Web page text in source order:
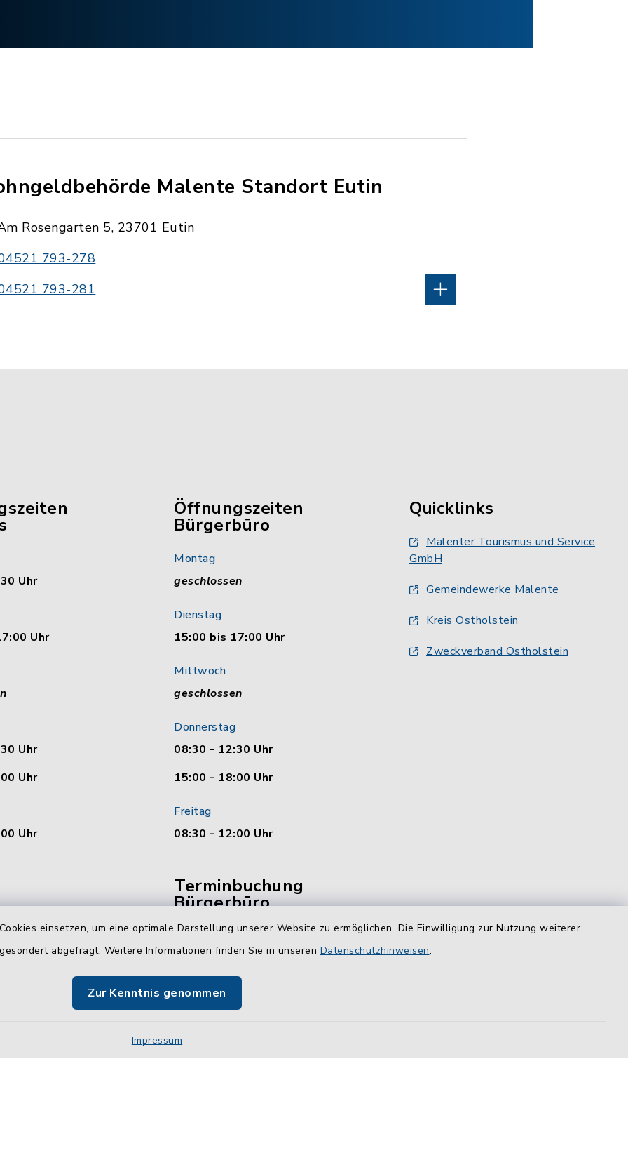
einsetzen, um eine optimale Darstellung unserer Website zu ermöglichen. Die Einwilligung zur Nutzung weiterer
abgefragt. Weitere Informationen finden Sie in unseren Datenschutzhinweisen.
Zur Kenntnis genommen
Impressum
Malente Standort Eutin
Rosengarten 5, 23701 Eutin
793-278
793-281
Uhr
Uhr
Uhr
Uhr
Uhr
Öffnungszeiten
Bürgerbüro
Montag
geschlossen
Dienstag
15:00 bis 17:00 Uhr
Mittwoch
geschlossen
Donnerstag
08:30 - 12:30 Uhr
15:00 - 18:00 Uhr
Freitag
08:30 - 12:00 Uhr
Terminbuchung
Bürgerbüro
Vereinbaren Sie hier bequem
online Ihren Termin für das
Jetzt Termin buchen
Quicklinks
Malenter Tourismus und Service
GmbH
Gemeindewerke Malente
Kreis Ostholstein
Zweckverband Ostholstein